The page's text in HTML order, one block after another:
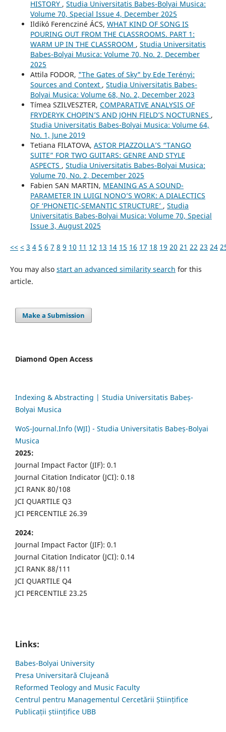
HISTORY , Studia Universitatis Babes-Bolyai Musica:
Volume 70, Special Issue 4, December 2025
Ildikó Ferencziné ÁCS, WHAT KIND OF SONG IS
POURING OUT FROM THE CLASSROOMS. PART 1:
WARM UP IN THE CLASSROOM , Studia Universitatis
Babes-Bolyai Musica: Volume 70, No. 2, December
2025
Attila FODOR, "The Gates of Sky" by Ede Terényi:
Sources and Context , Studia Universitatis Babes-
Bolyai Musica: Volume 68, No. 2, December 2023
Tímea SZILVESZTER, COMPARATIVE ANALYSIS OF
FRYDERYK CHOPIN’S AND JOHN FIELD’S NOCTURNES ,
Studia Universitatis Babes-Bolyai Musica: Volume 64,
No. 1, June 2019
Tetiana FILATOVA, ASTOR PIAZZOLLA’S “TANGO
SUITE” FOR TWO GUITARS: GENRE AND STYLE
ASPECTS , Studia Universitatis Babes-Bolyai Musica:
Volume 70, No. 2, December 2025
Fabien SAN MARTIN, MEANING AS A SOUND-
PARAMETER IN LUIGI NONO’S WORK: A DIALECTICS
OF ‘PHONETIC-SEMANTIC STRUCTURE’ , Studia
Universitatis Babes-Bolyai Musica: Volume 70, Special
Issue 3, August 2025
<< < 3 4 5 6 7 8 9 10 11 12 13 14 15 16 17 18 19 20 21 22 23 24
You may also start an advanced similarity search for this
article.
Make a Submission
Diamond Open Access
Indexing & Abstracting | Studia Universitatis Babeș-
Bolyai Musica
WoS-Journal.Info (WJI) - Studia Universitatis Babeș-Bolyai
Musica
2025:
Journal Impact Factor (JIF): 0.1
Journal Citation Indicator (JCI): 0.18
JCI RANK 80/108
JCI QUARTILE Q3
JCI PERCENTILE 26.39
2024:
Journal Impact Factor (JIF): 0.1
Journal Citation Indicator (JCI): 0.14
JCI RANK 88/111
JCI QUARTILE Q4
JCI PERCENTILE 23.25
Links:
Babes-Bolyai University
Presa Universitară Clujeană
Reformed Teology and Music Faculty
Centrul pentru Managementul Cercetării Științifice
Publicații științifice UBB